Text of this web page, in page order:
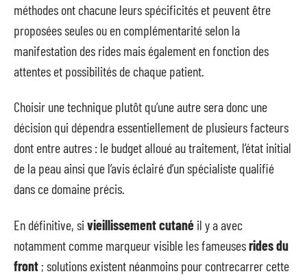
méthodes ont chacune leurs spécificités et peuvent être
proposées seules ou en complémentarité selon la
manifestation des rides mais également en fonction des
attentes et possibilités de chaque patient.
Choisir une technique plutôt qu’une autre sera donc une
décision qui dépendra essentiellement de plusieurs facteurs
dont entre autres : le budget alloué au traitement, l’état initial
de la peau ainsi que l’avis éclairé d’un spécialiste qualifié
dans ce domaine précis.
En définitive, si vieillissement cutané il y a avec
notamment comme marqueur visible les fameusesrides du
front ; solutions existent néanmoins pour contrecarrer cette